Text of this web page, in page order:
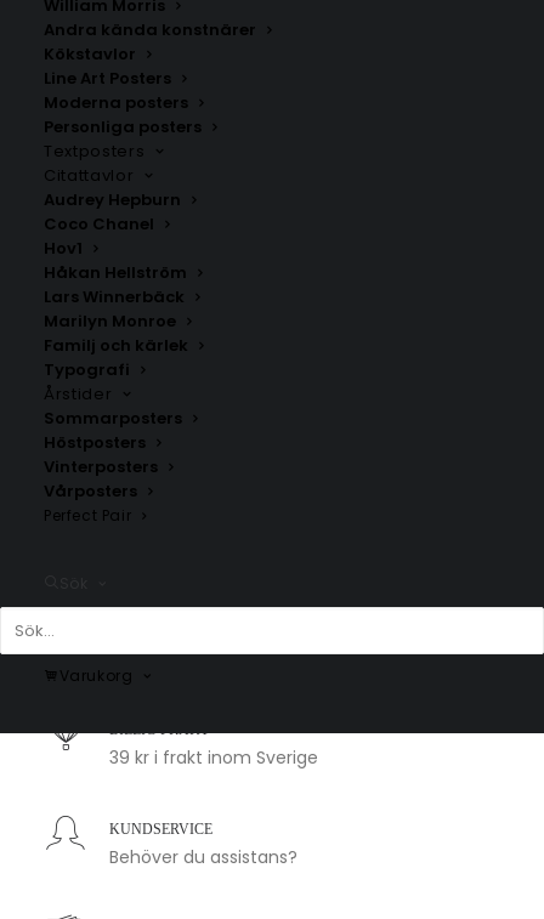
William Morris
Andra kända konstnärer
Kökstavlor
Line Art Posters
Moderna posters
Personliga posters
Textposters
Citattavlor
Audrey Hepburn
Coco Chanel
Hov1
Håkan Hellström
Lars Winnerbäck
Marilyn Monroe
Familj och kärlek
Typografi
Årstider
Sommarposters
Höstposters
Vinterposters
Vårposters
Perfect Pair
Varukorg
Lidköping Poster
Fr. 129.00kr
Borås
Fr.200.00
1-2 arbetsdagar
BILLIG FRAKT
39 kr i frakt inom Sverige
KUNDSERVICE
Behöver du assistans?